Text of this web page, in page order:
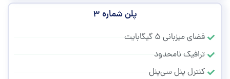
پلن شماره ۳
فضای میزبانی ۵ گیگابایت
ترافیک نامحدود
کنترل پنل سی‌پنل